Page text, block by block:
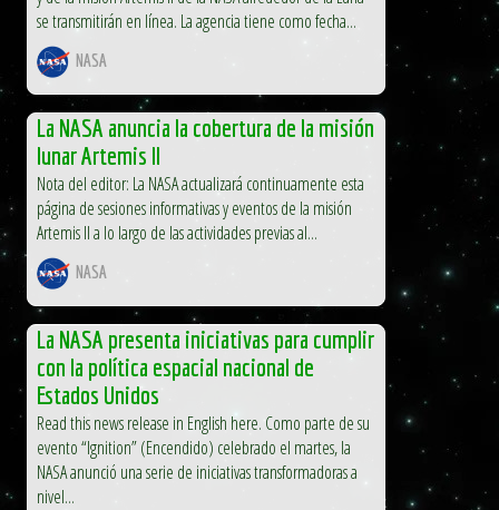
se transmitirán en línea. La agencia tiene como fecha...
NASA
La NASA anuncia la cobertura de la misión
lunar Artemis II
Nota del editor: La NASA actualizará continuamente esta
página de sesiones informativas y eventos de la misión
Artemis II a lo largo de las actividades previas al...
NASA
La NASA presenta iniciativas para cumplir
con la política espacial nacional de
Estados Unidos
Read this news release in English here. Como parte de su
evento “Ignition” (Encendido) celebrado el martes, la
NASA anunció una serie de iniciativas transformadoras a
nivel...